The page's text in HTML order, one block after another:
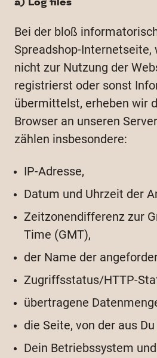
a) Log files
Bei der bloß
Spreadshop-Internetseite,
nicht zur Nutzung der
registrierst oder sonst
übermittelst, erheben wir
Browser an unseren
zählen insbesondere:
IP-Adresse,
Datum und Uhrzeit der
Zeitzonendifferenz zur
Time (GMT),
der Name der
Zugriffsstatus/HTTP-
übertragene
die Seite, von der aus
Dein Betriebssystem